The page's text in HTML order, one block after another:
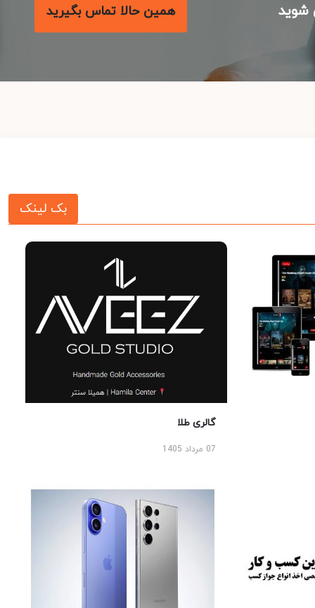
همین حالا تماس بگیرید
بک لینک
گالری طلا
07 مرداد 1405